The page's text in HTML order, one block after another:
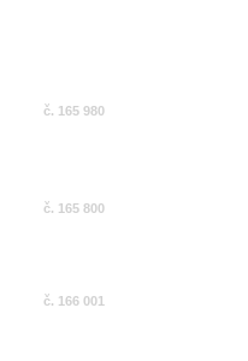
č. 165 980
č. 165 800
č. 166 001